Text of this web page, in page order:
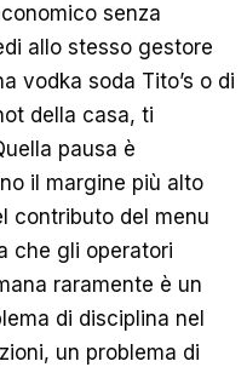
senza
allo stesso gestore
vodka soda Tito’s o di
della casa, ti
pausa è
il margine più alto
contributo del menu
che gli operatori
raramente è un
di disciplina nel
un problema di